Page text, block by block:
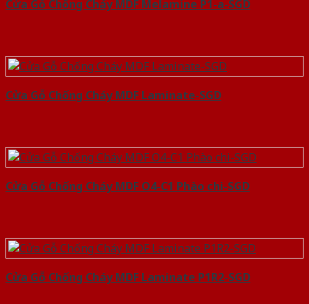
Cửa Gỗ Chống Cháy MDF Melamine P1-a-SGD
Cửa Gỗ Chống Cháy MDF Laminate-SGD
Cửa Gỗ Chống Cháy MDF O4-C1 Phào chi-SGD
Cửa Gỗ Chống Cháy MDF Laminate P1R2-SGD